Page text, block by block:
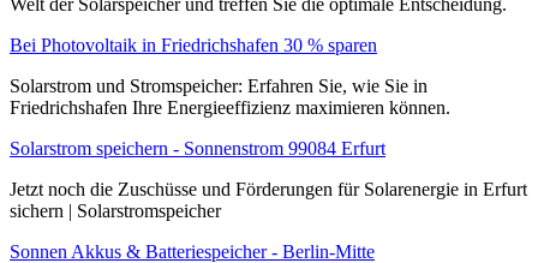
Bei Photovoltaik in Friedrichshafen 30 % sparen
Solarstrom und Stromspeicher: Erfahren Sie, wie Sie in
Friedrichshafen Ihre Energieeffizienz maximieren können.
Solarstrom speichern - Sonnenstrom 99084 Erfurt
Jetzt noch die Zuschüsse und Förderungen für Solarenergie in Erfurt
sichern | Solarstromspeicher
Sonnen Akkus & Batteriespeicher - Berlin-Mitte